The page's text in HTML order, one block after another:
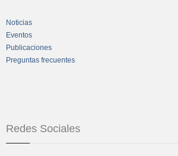
Noticias
Eventos
Publicaciones
Preguntas frecuentes
Redes Sociales